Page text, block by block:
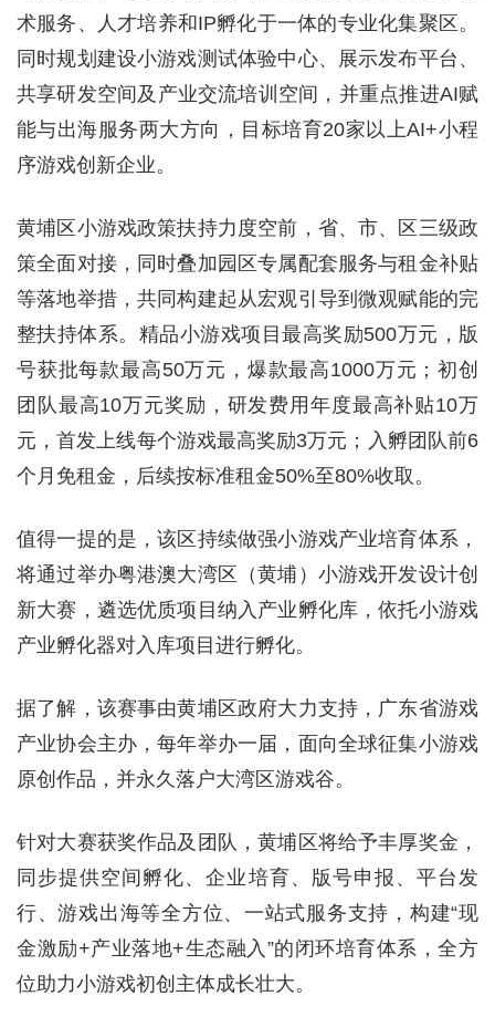
术服务、人才培养和IP孵化于一体的专业化集聚区。
同时规划建设小游戏测试体验中心、展示发布平台、
共享研发空间及产业交流培训空间，并重点推进AI赋
能与出海服务两大方向，目标培育20家以上AI+小程
序游戏创新企业。
黄埔区小游戏政策扶持力度空前，省、市、区三级政
策全面对接，同时叠加园区专属配套服务与租金补贴
等落地举措，共同构建起从宏观引导到微观赋能的完
整扶持体系。精品小游戏项目最高奖励500万元，版
号获批每款最高50万元，爆款最高1000万元；初创
团队最高10万元奖励，研发费用年度最高补贴10万
元，首发上线每个游戏最高奖励3万元；入孵团队前6
个月免租金，后续按标准租金50%至80%收取。
值得一提的是，该区持续做强小游戏产业培育体系，
将通过举办粤港澳大湾区（黄埔）小游戏开发设计创
新大赛，遴选优质项目纳入产业孵化库，依托小游戏
产业孵化器对入库项目进行孵化。
据了解，该赛事由黄埔区政府大力支持，广东省游戏
产业协会主办，每年举办一届，面向全球征集小游戏
原创作品，并永久落户大湾区游戏谷。
针对大赛获奖作品及团队，黄埔区将给予丰厚奖金，
同步提供空间孵化、企业培育、版号申报、平台发
行、游戏出海等全方位、一站式服务支持，构建“现
金激励+产业落地+生态融入”的闭环培育体系，全方
位助力小游戏初创主体成长壮大。